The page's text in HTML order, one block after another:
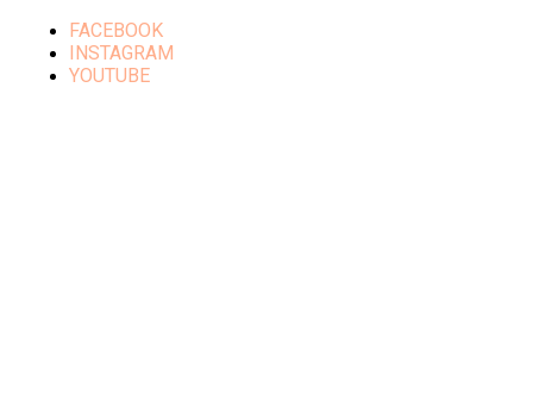
FACEBOOK
INSTAGRAM
YOUTUBE